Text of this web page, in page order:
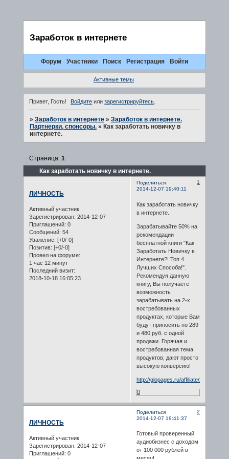
Заработок в интернете
Форум Участники Поиск Регистрация Войти
Активные темы
Привет, Гость! Войдите илизарегистрируйтесь.
» Заработок в интернете » Заработок в интернете.
Партнерки, спонсоры. » Как заработать новичку в
интернете.
Как заработать новичку в интернете.
Страница: 1
Поделиться
1
2014-12-07 19:40:11
ЛИЧНОСТЬ
Активный участник
Зарегистрирован: 2014-12-07
Приглашений: 0
Сообщений: 54
Уважение: [+0/-0]
Позитив: [+0/-0]
Провел на форуме:
1 час 12 минут
Последний визит:
2018-10-18 16:05:23
Как заработать новичку
в интернете.
Зарабатывайте 50% на
рекомендации
бесплатной книги "Как
Заработать Новичку в
Интернете?! Топ 4
Лучших Способа!".
Рекомендуя данную
книгу, Вы получаете
возможность
зарабатывать на 2-х
востребованных
продуктах, которые Вам
будут приносить по 289
и 480 руб. с одной
продажи. Горячая и
востребованная тема
продуктов, дают просто
высокую конверсию!
http://glopages.ru/affiliate/2272736
0
Поделиться
2
2014-12-07 19:41:37
ЛИЧНОСТЬ
Активный участник
Зарегистрирован: 2014-12-07
Приглашений: 0
Готовый проверенный
аудиобизнес с доходом
от 100 000 рублей в